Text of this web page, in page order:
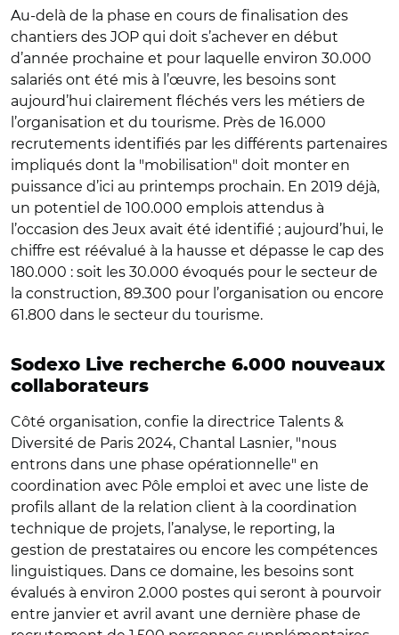
Au-delà de la phase en cours de finalisation des
chantiers des JOP qui doit s’achever en début
d’année prochaine et pour laquelle environ 30.000
salariés ont été mis à l’œuvre, les besoins sont
aujourd’hui clairement fléchés vers les métiers de
l’organisation et du tourisme. Près de 16.000
recrutements identifiés par les différents partenaires
impliqués dont la "mobilisation" doit monter en
puissance d’ici au printemps prochain. En 2019 déjà,
un potentiel de 100.000 emplois attendus à
l’occasion des Jeux avait été identifié ; aujourd’hui, le
chiffre est réévalué à la hausse et dépasse le cap des
180.000 : soit les 30.000 évoqués pour le secteur de
la construction, 89.300 pour l’organisation ou encore
61.800 dans le secteur du tourisme.
Sodexo Live recherche 6.000 nouveaux
collaborateurs
Côté organisation, confie la directrice Talents &
Diversité de Paris 2024, Chantal Lasnier, "nous
entrons dans une phase opérationnelle" en
coordination avec Pôle emploi et avec une liste de
profils allant de la relation client à la coordination
technique de projets, l’analyse, le reporting, la
gestion de prestataires ou encore les compétences
linguistiques. Dans ce domaine, les besoins sont
évalués à environ 2.000 postes qui seront à pourvoir
entre janvier et avril avant une dernière phase de